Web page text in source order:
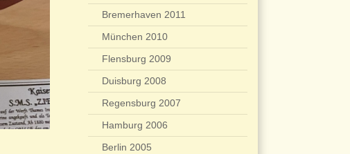
Bremerhaven 2011
München 2010
Flensburg 2009
Duisburg 2008
Regensburg 2007
Hamburg 2006
Berlin 2005